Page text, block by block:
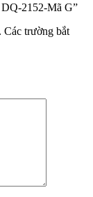
2152-Mã G”
Các trường bắt